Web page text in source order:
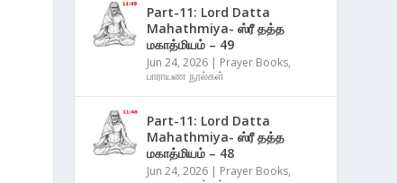
Part-11: Lord Datta
Mahathmiya- ஸ்ரீ தத்த
மகாத்மியம் – 49
Jun 24, 2026 | Prayer Books,
பாராயண நூல்கள்
Part-11: Lord Datta
Mahathmiya- ஸ்ரீ தத்த
மகாத்மியம் – 48
Jun 24, 2026 | Prayer Books,